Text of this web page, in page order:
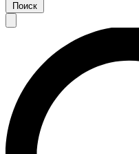
Поиск